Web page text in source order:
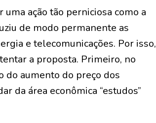
ação tão perniciosa como a
de modo permanente as
e telecomunicações. Por isso,
a proposta. Primeiro, no
do aumento do preço dos
da área econômica “estudos”